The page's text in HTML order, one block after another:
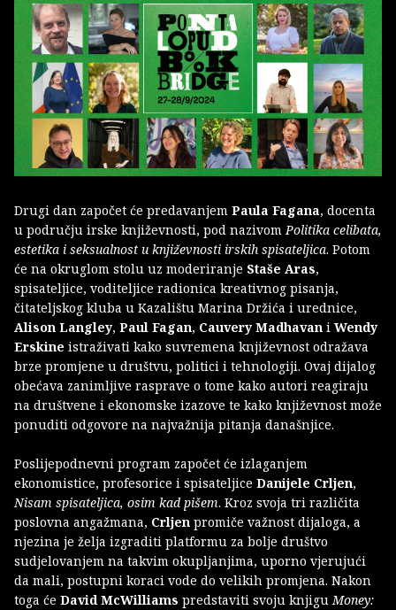
Drugi dan započet će predavanjem Paula Fagana, docenta
u području irske književnosti, pod nazivomPolitika celibata,
estetika i seksualnost u književnosti irskih spisateljica. Potom
će na okruglom stolu uz moderiranje Staše Aras,
spisateljice, voditeljice radionica kreativnog pisanja,
čitateljskog kluba u Kazalištu Marina Držića i urednice,
Alison Langley, Paul Fagan, Cauvery Madhavan i Wendy
Erskine istraživati kako suvremena književnost odražava
brze promjene u društvu, politici i tehnologiji. Ovaj dijalog
obećava zanimljive rasprave o tome kako autori reagiraju
na društvene i ekonomske izazove te kako književnost može
ponuditi odgovore na najvažnija pitanja današnjice.
Poslijepodnevni program započet će izlaganjem
ekonomistice, profesorice i spisateljice Danijele Crljen,
Nisam spisateljica, osim kad pišem. Kroz svoja tri različita
poslovna angažmana, Crljen promiče važnost dijaloga, a
njezina je želja izgraditi platformu za bolje društvo
sudjelovanjem na takvim okupljanjima, uporno vjerujući
da mali, postupni koraci vode do velikih promjena. Nakon
toga će David McWilliams predstaviti svoju knjiguMoney: